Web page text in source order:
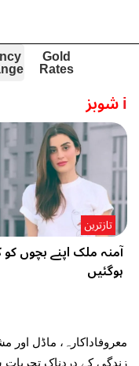
Gold
Rates
iشوبز
آمنہ ملک اپنے بچوں کو
ہوگئیں
تازترین
معروفاداکارہ، ماڈل اور
زندگی کے دردناک